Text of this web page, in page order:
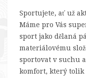
Sportujete, ať už
Máme pro Vás
sport jako dělaná
materiálovému
sportovat v suchu
komfort, který tolik